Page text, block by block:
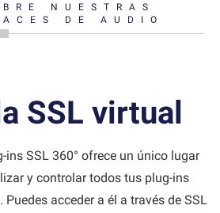
NUESTRAS
DE AUDIO
SSL virtual
ins SSL 360° ofrece un único lugar
y controlar todos tus plug-ins
acceder a él a través de SSL